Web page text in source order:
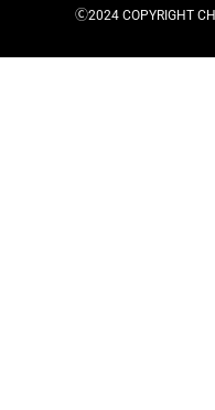
Ⓒ2024 COPYRIGHT